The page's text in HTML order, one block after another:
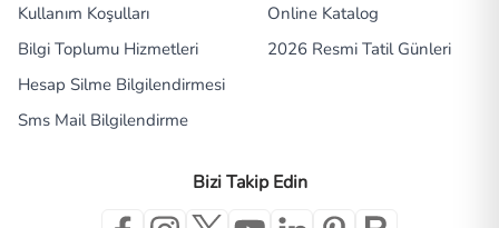
Kullanım Koşulları
Bilgi Toplumu Hizmetleri
Hesap Silme Bilgilendirmesi
Sms Mail Bilgilendirme
Online Katalog
2026 Resmi Tatil Günleri
Bizi Takip Edin